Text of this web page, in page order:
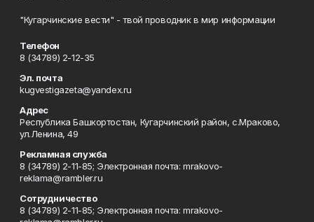
"Кугарчинские вести" - твой проводник в мир информации
Телефон
8 (34789) 2-12-35
Эл. почта
kugvestigazeta@yandex.ru
Адрес
Республика Башкортостан, Кугарчинский район, с.Мраково,
ул.Ленина, 49
Рекламная служба
8 (34789) 2-11-85; Электронная почта: mrakovo-
reklama@rambler.ru
Сотрудничество
8 (34789) 2-11-85; Электронная почта: mrakovo-